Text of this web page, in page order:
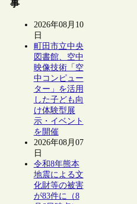
事
2026年08月10
日
町田市立中央
図書館、空中
映像技術「空
中コンピュー
ター」を活用
した子ども向
け体験型展
示・イベント
を開催
2026年08月07
日
令和8年熊本
地震による文
化財等の被害
が83件に（8